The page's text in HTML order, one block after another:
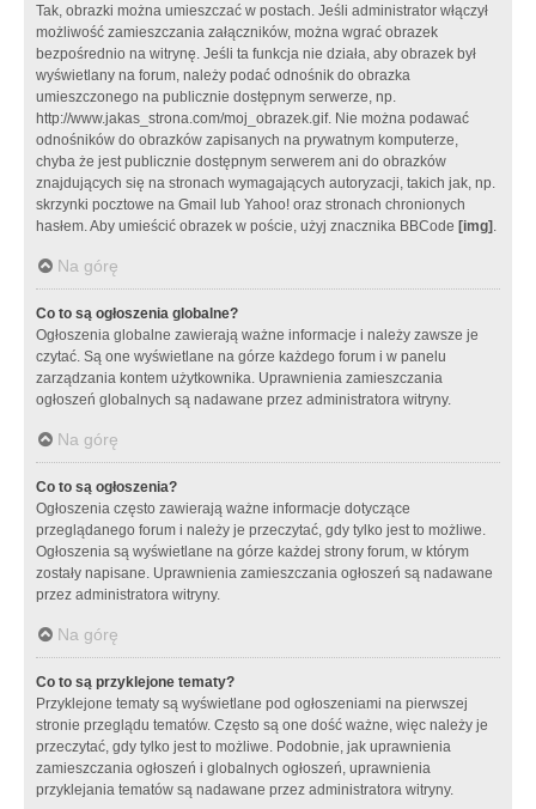
Tak, obrazki można umieszczać w postach. Jeśli administrator włączył
możliwość zamieszczania załączników, można wgrać obrazek
bezpośrednio na witrynę. Jeśli ta funkcja nie działa, aby obrazek był
wyświetlany na forum, należy podać odnośnik do obrazka
umieszczonego na publicznie dostępnym serwerze, np.
http://www.jakas_strona.com/moj_obrazek.gif. Nie można podawać
odnośników do obrazków zapisanych na prywatnym komputerze,
chyba że jest publicznie dostępnym serwerem ani do obrazków
znajdujących się na stronach wymagających autoryzacji, takich jak, np.
skrzynki pocztowe na Gmail lub Yahoo! oraz stronach chronionych
hasłem. Aby umieścić obrazek w poście, użyj znacznika BBCode [img].
Na górę
Co to są ogłoszenia globalne?
Ogłoszenia globalne zawierają ważne informacje i należy zawsze je
czytać. Są one wyświetlane na górze każdego forum i w panelu
zarządzania kontem użytkownika. Uprawnienia zamieszczania
ogłoszeń globalnych są nadawane przez administratora witryny.
Na górę
Co to są ogłoszenia?
Ogłoszenia często zawierają ważne informacje dotyczące
przeglądanego forum i należy je przeczytać, gdy tylko jest to możliwe.
Ogłoszenia są wyświetlane na górze każdej strony forum, w którym
zostały napisane. Uprawnienia zamieszczania ogłoszeń są nadawane
przez administratora witryny.
Na górę
Co to są przyklejone tematy?
Przyklejone tematy są wyświetlane pod ogłoszeniami na pierwszej
stronie przeglądu tematów. Często są one dość ważne, więc należy je
przeczytać, gdy tylko jest to możliwe. Podobnie, jak uprawnienia
zamieszczania ogłoszeń i globalnych ogłoszeń, uprawnienia
przyklejania tematów są nadawane przez administratora witryny.